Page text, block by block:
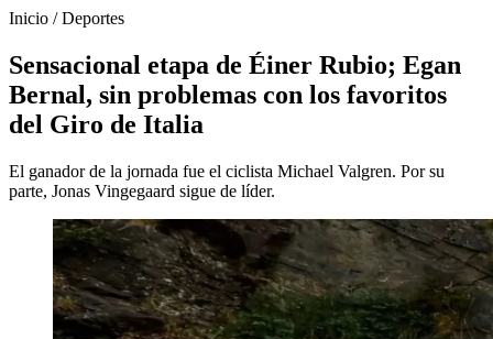
Inicio /Deportes
Sensacional etapa de Éiner Rubio; Egan
Bernal, sin problemas con los favoritos
del Giro de Italia
El ganador de la jornada fue el ciclista Michael Valgren. Por su
parte, Jonas Vingegaard sigue de líder.